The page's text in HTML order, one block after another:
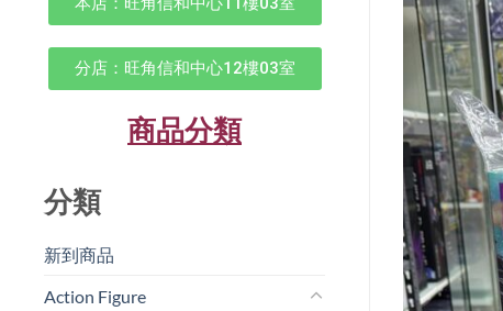
分店：旺角信和中心12樓03室
商品分類
分類
新到商品​
Action Figure